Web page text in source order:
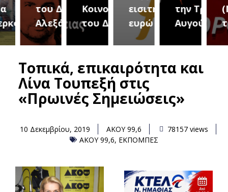
του Δήμου
Αλεξάνδρειας
Κοινοτήτων
του Δήμου
εισιτήριο 2
ευρώ
την Τρίτη 18
Αυγούστουτου
Τοπικά, επικαιρότητα και
Λίνα Τουπεξή στις
«Πρωινές Σημειώσεις»
10 Δεκεμβρίου, 2019 ΑΚΟΥ 99,6
78157 views
ΑΚΟΥ 99,6, ΕΚΠΟΜΠΕΣ